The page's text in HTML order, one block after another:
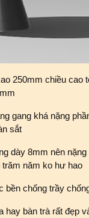
250mm chiều cao
gang khá nặng
sắt
dày 8mm nên
trăm năm ko hư hao
chống trầy
bàn trà rất đẹp